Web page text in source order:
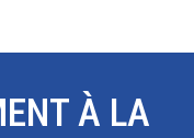
À LA